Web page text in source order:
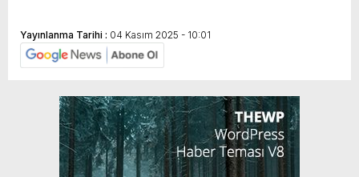
Yayınlanma Tarihi : 04 Kasım 2025 - 10:01